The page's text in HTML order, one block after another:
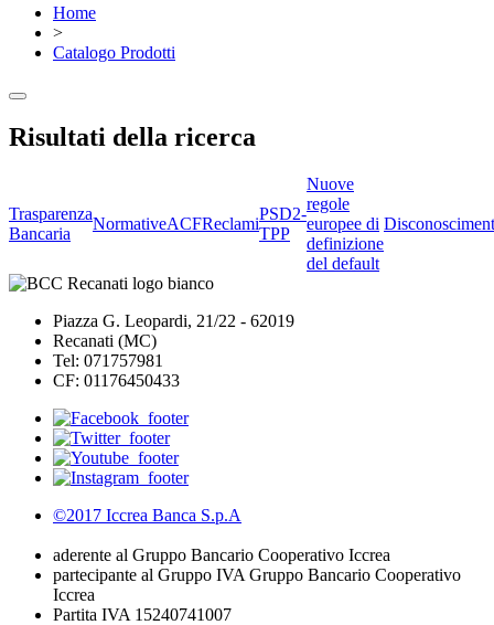
Home
>
Catalogo Prodotti
Risultati della ricerca
Trasparenza
Bancaria
NormativeACFReclami
PSD2-
TPP
Nuove
regole
europee di
definizione
del default
Piazza G. Leopardi, 21/22 - 62019
Recanati (MC)
Tel: 071757981
CF: 01176450433
©2017 Iccrea Banca S.p.A
aderente al Gruppo Bancario Cooperativo Iccrea
partecipante al Gruppo IVA Gruppo Bancario Cooperativo
Iccrea
Partita IVA 15240741007